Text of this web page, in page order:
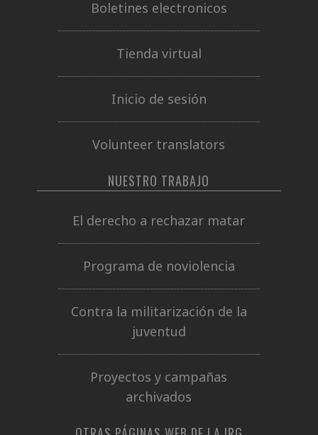
Boletines electronicos
Tienda virtual
Inicio de sesión
Volunteer translators
NUESTRO TRABAJO
El derecho a rechazar matar
Programa de noviolencia
Contra la militarización de la
juventud
Proyectos y campañas
archivados